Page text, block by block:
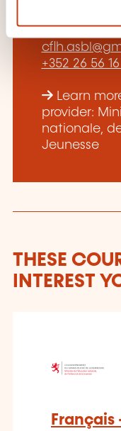
Helene
+352 26 56
Learn
provider:
nationale,
Jeunesse
THESE
INTEREST
Français